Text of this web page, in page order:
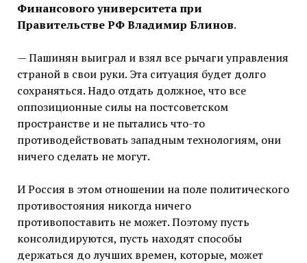
Финансового университета при
Правительстве РФ Владимир Блинов.
— Пашинян выиграл и взял все рычаги управления
страной в свои руки. Эта ситуация будет долго
сохраняться. Надо отдать должное, что все
оппозиционные силы на постсоветском
пространстве и не пытались что-то
противодействовать западным технологиям, они
ничего сделать не могут.
И Россия в этом отношении на поле политического
противостояния никогда ничего
противопоставить не может. Поэтому пусть
консолидируются, пусть находят способы
держаться до лучших времен, которые, может